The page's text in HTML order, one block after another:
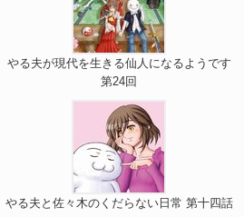
やる夫が現代を生きる仙人になるようです
第24回
やる夫と佐々木のくだらない日常 第十四話